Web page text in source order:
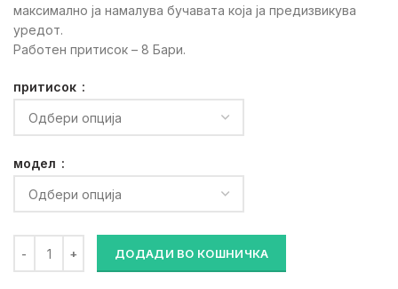
максимално ја намалува бучавата која ја предизвикува
уредот.
Работен притисок – 8 Бари.
притисок
модел
ДОДАДИ ВО КОШНИЧКА